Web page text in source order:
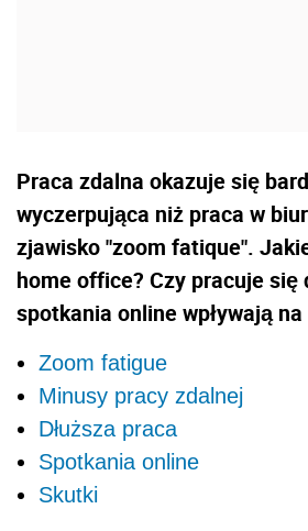
Praca zdalna okazuje się
wyczerpująca niż praca w
zjawisko "zoom fatique".
home office? Czy pracuje się
spotkania online wpływają
Zoom fatigue
Minusy pracy zdalnej
Dłuższa praca
Spotkania online
Skutki